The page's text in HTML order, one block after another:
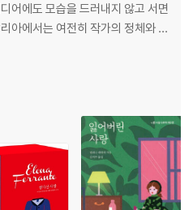
어에도 모습을 드러내지 않고 서면
아에서는 여전히 작가의 정체와 관
베일에 싸여 있다. 1999년
탈리아 평단을 놀라게 한 페란테
『